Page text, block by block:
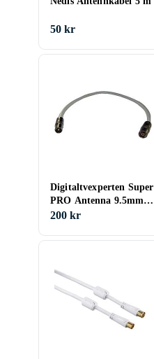
50 kr
Digitaltvexperten Super
PRO Antenna 9.5mm -
9.5mm M-F 0,5m
200 kr